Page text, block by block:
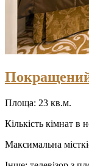
Площа: 23 кв.м.
Кількість кімнат в
Максимальна